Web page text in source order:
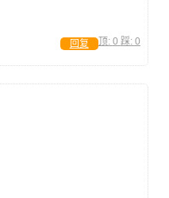
顶: 0 踩: 0
回复